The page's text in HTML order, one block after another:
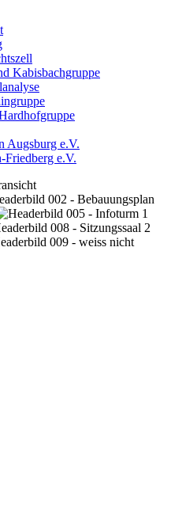
Kabisbachgruppe
Augsburg e.V.
Friedberg e.V.